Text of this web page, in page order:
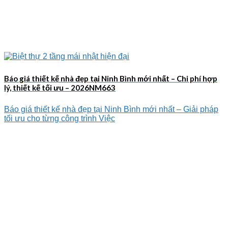
Báo giá thiết kế nhà đẹp tại Ninh Bình mới nhất – Chi phí hợp
lý, thiết kế tối ưu – 2026NM663
Báo giá thiết kế nhà đẹp tại Ninh Bình mới nhất – Giải pháp
tối ưu cho từng công trình Việc